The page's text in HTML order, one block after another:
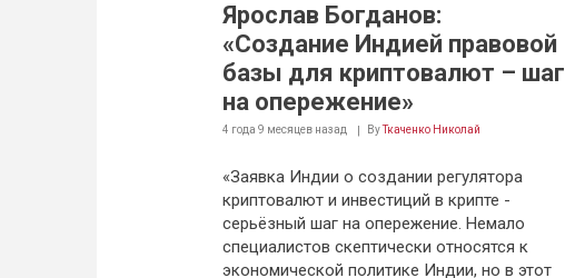
Ярослав Богданов:
«Создание Индией правовой
базы для криптовалют – шаг
на опережение»
4 года 9 месяцевназад ByТкаченко Николай
«Заявка Индии о создании регулятора
криптовалют и инвестиций в крипте -
серьёзный шаг на опережение. Немало
специалистов скептически относятся к
экономической политике Индии, но в этот